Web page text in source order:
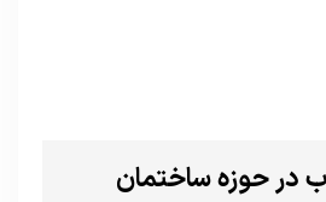
در حوزه ساختمان